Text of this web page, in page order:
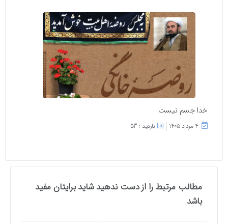
خدا جسم نیست
۴ مرداد ۱۴۰۵ بازدید : 53
مطالب مرتبط را از دست ندهید شاید برایتان مفید
باشد